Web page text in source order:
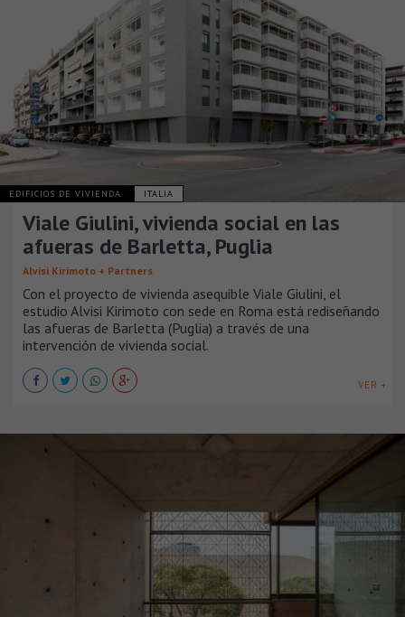
EDIFICIOS DE VIVIENDA ITALIA
Viale Giulini, vivienda social en las
afueras de Barletta, Puglia
Alvisi Kirimoto + Partners
Con el proyecto de vivienda asequible Viale Giulini, el
estudio Alvisi Kirimoto con sede en Roma está rediseñando
las afueras de Barletta (Puglia) a través de una
intervención de vivienda social.
VER +